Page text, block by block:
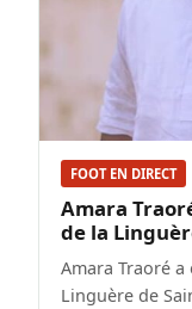
FOOT EN DIRECT
Amara
de la
Amara Traoré
Linguère de